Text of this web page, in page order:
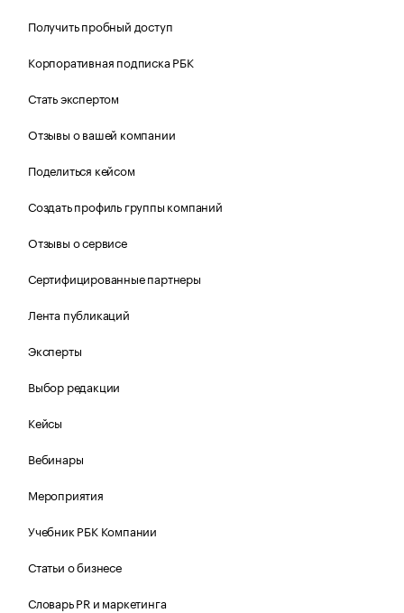
Получить пробный доступ
Корпоративная подписка РБК
Стать экспертом
Отзывы о вашей компании
Поделиться кейсом
Создать профиль группы компаний
Отзывы о сервисе
Сертифицированные партнеры
Лента публикаций
Эксперты
Выбор редакции
Кейсы
Вебинары
Мероприятия
Учебник РБК Компании
Статьи о бизнесе
Словарь PR и маркетинга